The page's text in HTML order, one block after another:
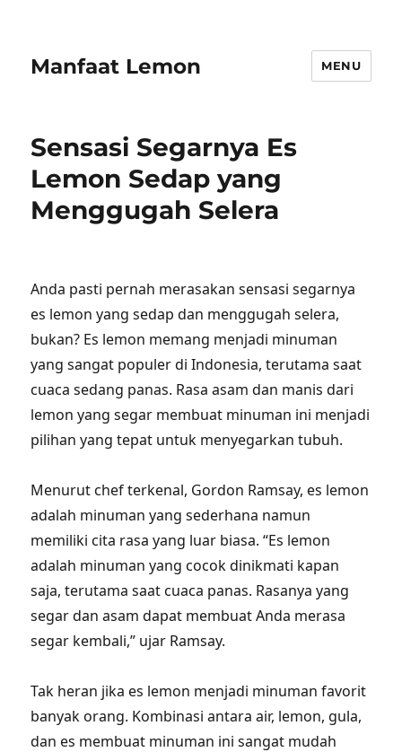
Manfaat Lemon MENU
Sensasi Segarnya Es
Lemon Sedap yang
Menggugah Selera
Anda pasti pernah merasakan sensasi segarnya
es lemon yang sedap dan menggugah selera,
bukan? Es lemon memang menjadi minuman
yang sangat populer di Indonesia, terutama saat
cuaca sedang panas. Rasa asam dan manis dari
lemon yang segar membuat minuman ini menjadi
pilihan yang tepat untuk menyegarkan tubuh.
Menurut chef terkenal, Gordon Ramsay, es lemon
adalah minuman yang sederhana namun
memiliki cita rasa yang luar biasa. “Es lemon
adalah minuman yang cocok dinikmati kapan
saja, terutama saat cuaca panas. Rasanya yang
segar dan asam dapat membuat Anda merasa
segar kembali,” ujar Ramsay.
Tak heran jika es lemon menjadi minuman favorit
banyak orang. Kombinasi antara air, lemon, gula,
dan es membuat minuman ini sangat mudah